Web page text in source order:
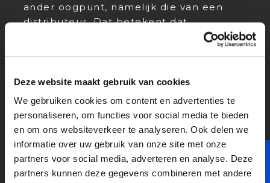
Deze website maakt gebruik van cookies
We gebruiken cookies om content en advertenties te
personaliseren, om functies voor social media te bieden
en om ons websiteverkeer te analyseren. Ook delen we
informatie over uw gebruik van onze site met onze
partners voor social media, adverteren en analyse. Deze
partners kunnen deze gegevens combineren met andere
ander oogpunt, namelijk die van een
distributeur. Dat betekent dat
masterrechten altijd bij de makers blijven
liggen. Artiesten vrijheid bieden in plaats
dat ze meer én beter creëren, anatomie
meeste overhouden aan hun harde werk.